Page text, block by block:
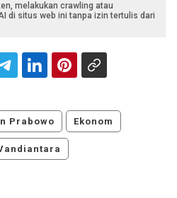
melakukan crawling atau
di situs web ini tanpa izin tertulis dari
Prabowo Ekonom